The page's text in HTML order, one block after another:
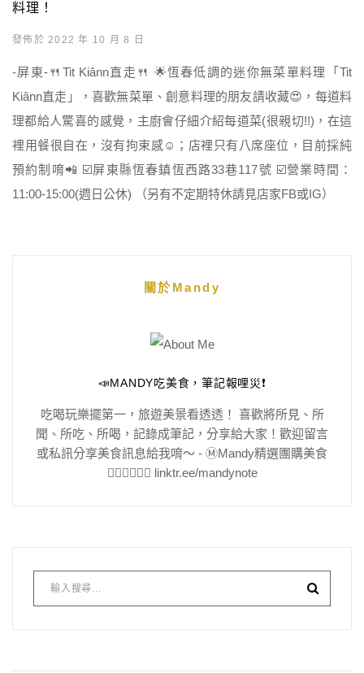
料理！
發佈於 2022 年 10 月 8 日
-屏東-🍴Tit Kiânn直走🍴 🌟恆春低調的迷你無菜單料理「Tit
Kiânn直走」，喜歡無菜單、創意料理的朋友請收藏😍，每道料
理都給人驚喜的感覺，主廚會仔細介紹每道菜(很親切!!)，在這
裡用餐很自在，沒有拘束感☺️；店裡只有八席座位，目前採純
預約制唷📲 ☑️屏東縣恆春鎮恆西路33巷117號 ☑️營業時間：
11:00-15:00(週日公休) （另有不定期特休請見店家FB或IG）
關於Mandy
📣MANDY吃美食，筆記報哩災❗️
吃喝玩樂擺第一，旅遊美景看透透！ 喜歡將所見、所
聞、所吃、所喝，記錄成筆記，分享給大家！歡迎留言
或私訊分享美食訊息給我唷～ - Ⓜ️Mandy精選團購美食
👇🏻👇🏻👇🏻 linktr.ee/mandynote